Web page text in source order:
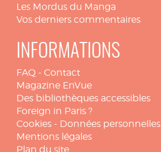
Les Mordus du Manga
Vos derniers commentaires
INFORMATIONS
FAQ - Contact
Magazine EnVue
Des bibliothèques accessibles
Foreign in Paris ?
Cookies - Données personnelles
Mentions légales
Plan du site